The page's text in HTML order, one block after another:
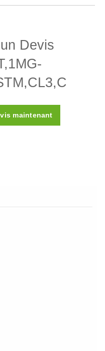
950 (±°140) kg/m3
Devis
maintenant